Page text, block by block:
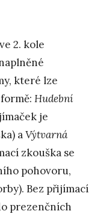
ve 2. kole
které lze
Hudební
je
aVýtvarná
zkouška se
pohovoru,
Bez přijímací
prezenčních